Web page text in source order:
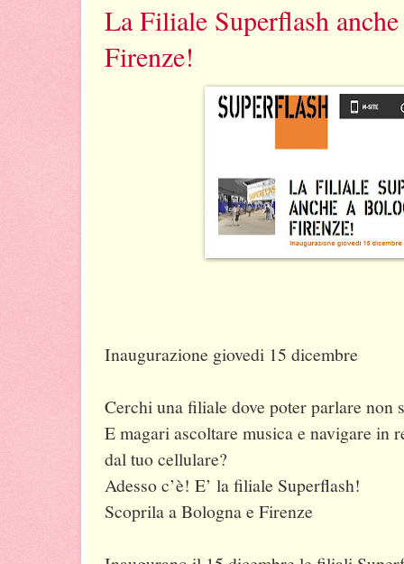
La Filiale Superflash
Firenze!
Inaugurazione giovedi 15 dicembre
Cerchi una filiale dove poter parlare non
E magari ascoltare musica e navigare in
dal tuo cellulare?
Adesso c’è! E’ la filiale Superflash!
Scoprila a Bologna e Firenze